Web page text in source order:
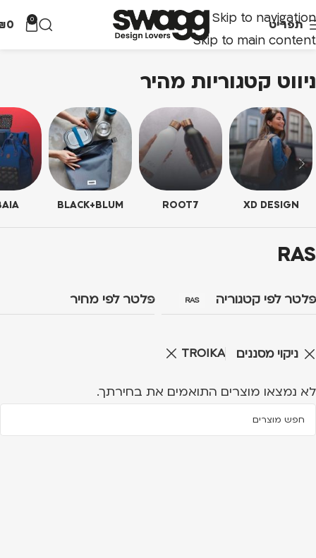
Skip to navigation
Skip to main content
תפריט 0
0
ניווט קטגוריות מהיר
XD DESIGN
ROOT7
BLACK+BLUM
RAS
פלטר לפי קטגוריה RAS פלטר לפי מחיר
ניקוי מסננים TROIKA
לא נמצאו מוצרים התואמים את בחירתך.